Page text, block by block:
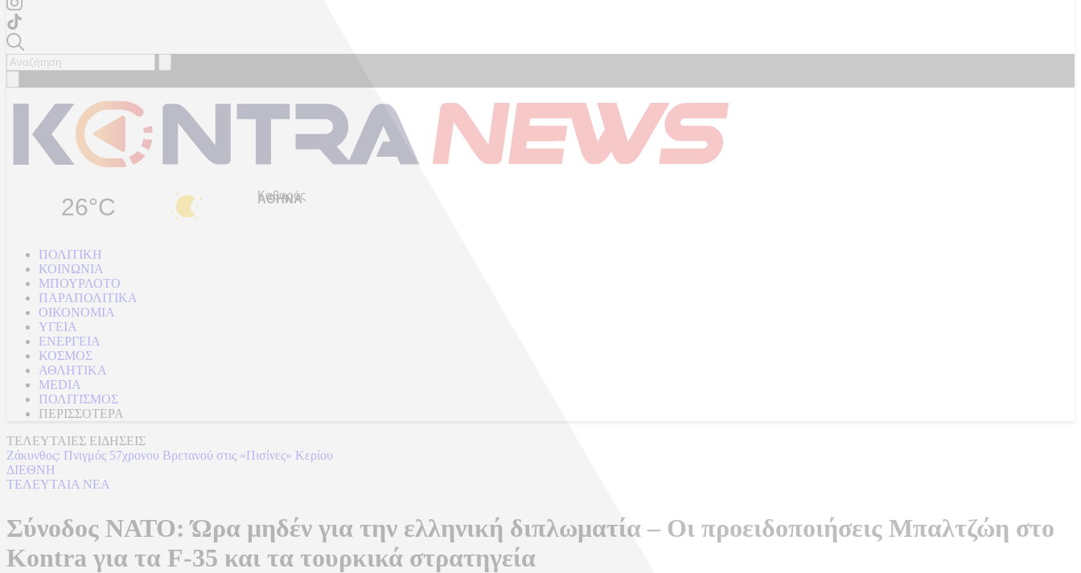
26°C Καθαρός
ΠΟΛΙΤΙΚΗ
ΚΟΙΝΩΝΙΑ
ΜΠΟΥΡΛΟΤΟ
ΠΑΡΑΠΟΛΙΤΙΚΑ
ΟΙΚΟΝΟΜΙΑ
ΥΓΕΙΑ
ΕΝΕΡΓΕΙΑ
ΚΟΣΜΟΣ
ΑΘΛΗΤΙΚΑ
MEDIA
ΠΟΛΙΤΙΣΜΟΣ
ΠΕΡΙΣΣΟΤΕΡΑ
ΤΕΛΕΥΤΑΙΕΣ ΕΙΔΗΣΕΙΣ
Ζάκυνθος: Πνιγμός 57χρονου Βρετανού στις «Πισίνες» Κερίου
ΔΙΕΘΝΗ
ΤΕΛΕΥΤΑΙΑ ΝΕΑ
Σύνοδος ΝΑΤΟ: Ώρα μηδέν για την ελληνική διπλωματία – Οι προειδοποιήσεις Μπαλτζώη στο
Kontra για τα F-35 και τα τουρκικά στρατηγεία